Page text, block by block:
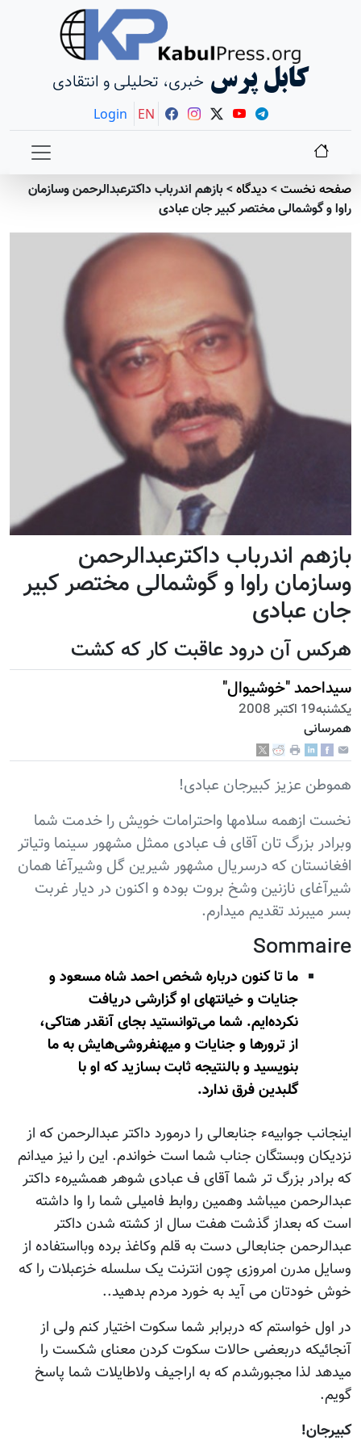
کابل پرس خبری، تحلیلی و انتقادی
Login EN
صفحه نخست> دیدگاه>بازهم اندرباب داکترعبدالرحمن وسازمان
راوا و گوشمالی مختصر کبیر جان عبادی
بازهم اندرباب داکترعبدالرحمن
وسازمان راوا و گوشمالی مختصر کبیر
جان عبادی
هرکس آن درود عاقبت کار که کشت
سیداحمد "خوشیوال"
يكشنبه19 اكتبر 2008
همرسانی
هموطن عزیز کبیرجان عبادی!
نخست ازهمه سلامها واحترامات خویش را خدمت شما
وبرادر بزرگ تان آقای ف عبادی ممثل مشهور سینما وتیاتر
افغانستان که درسریال مشهور شیرین گل وشیرآغا همان
شیرآغای نازنین وشخ بروت بوده و اکنون در دیار غربت
بسر میبرند تقدیم میدارم.
Sommaire
ما تا كنون‌ درباره‌ شخص‌ احمد شاه ‌مسعود و
جنایات‌ و خیانتهای‌ او گزارشی‌ دریافت‌
نكرده‌ایم‌. شما می‌توانستید بجای‌ آنقدر هتاكی‌،
از ترورها و جنایات‌ و میهنفروشی‌هایش‌ به‌ ما
بنویسید و بالنتیجه‌ ثابت‌ بسازید كه‌ او با
گلبدین‌ فرق‌ ندارد.
اینجانب جوابیهء جنابعالی را درمورد داکتر عبدالرحمن که از
نزدیکان وبستگان جناب شما است خواندم. این را نیز میدانم
که برادر بزرگ تر شما آقای ف عبادی شوهر همشیرهء داکتر
عبدالرحمن میباشد وهمین روابط فامیلی شما را وا داشته
است که بعداز گذشت هفت سال از کشته شدن داکتر
عبدالرحمن جنابعالی دست به قلم وکاغذ برده وبااستفاده از
وسایل مدرن امروزی چون انترنت یک سلسله خزعبلات را که
خوش خودتان می آید به خورد مردم بدهید..
در اول خواستم که دربرابر شما سکوت اختیار کنم ولی از
آنجائیکه دربعضی حالات سکوت کردن معنای شکست را
میدهد لذا مجبورشدم که به اراجیف ولاطایلات شما پاسخ
گویم.
کبیرجان!